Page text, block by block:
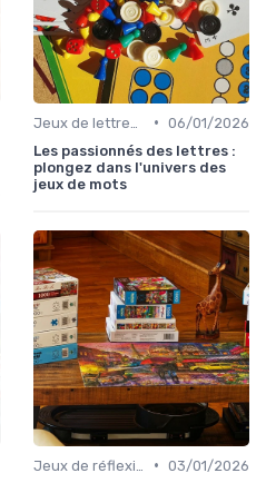
• 06/01/2026
Les passionnés des lettres :
plongez dans l'univers des
jeux de mots
• 03/01/2026